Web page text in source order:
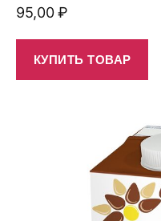
95,00₽
КУПИТЬ ТОВАР